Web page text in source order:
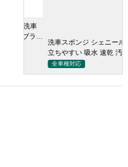
洗車スポンジ シェニール製 泡
立ちやすい 吸水 速乾 汚れ落
とし 洗車グローブ
全車種対応